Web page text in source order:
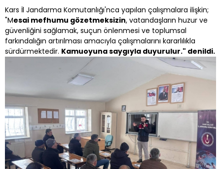
Kars İl Jandarma Komutanlığı'nca yapılan çalışmalara ilişkin;
"Mesai mefhumu gözetmeksizin, vatandaşların huzur ve
güvenliğini sağlamak, suçun önlenmesi ve toplumsal
farkındalığın artırılması amacıyla çalışmalarını kararlılıkla
sürdürmektedir. Kamuoyuna saygıyla duyurulur." denildi.